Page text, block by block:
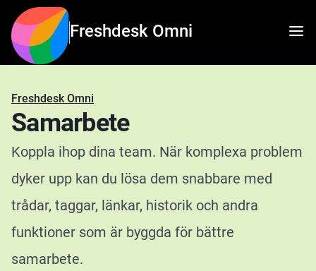
Freshdesk Omni
Freshdesk Omni
Samarbete
Koppla ihop dina team. När komplexa problem
dyker upp kan du lösa dem snabbare med
trådar, taggar, länkar, historik och andra
funktioner som är byggda för bättre
samarbete.